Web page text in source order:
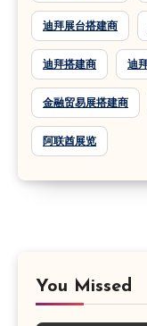
迪拜展台搭建商
迪拜搭建商 迪
金融贸易展搭建商
阿联酋展览
You Missed